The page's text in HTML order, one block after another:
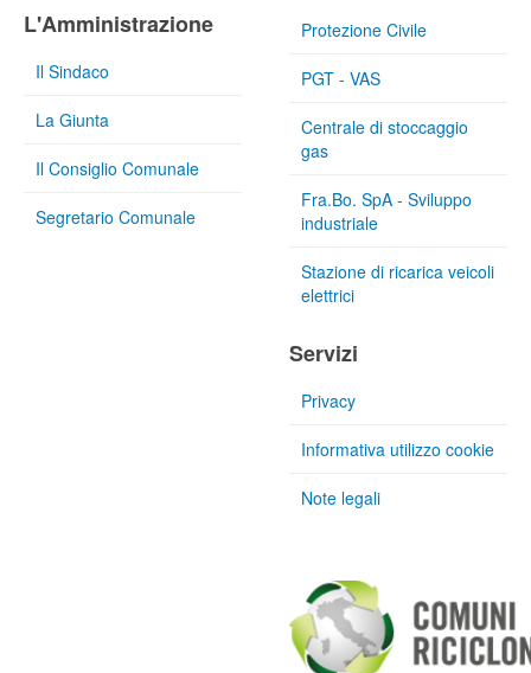
L'Amministrazione
Il Sindaco
La Giunta
Il Consiglio Comunale
Segretario Comunale
Protezione Civile
PGT - VAS
Centrale di stoccaggio
gas
Fra.Bo. SpA - Sviluppo
industriale
Stazione di ricarica veicoli
elettrici
Servizi
Privacy
Informativa utilizzo cookie
Note legali